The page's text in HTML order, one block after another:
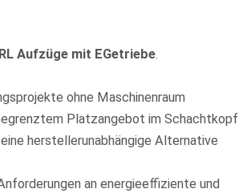
Aufzüge mit EGetriebe.
ohne Maschinenraum
Platzangebot im Schachtkopf
herstellerunabhängige Alternative
an energieeffiziente und